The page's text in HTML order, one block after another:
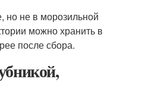
но не в морозильной
можно хранить в
после сбора.